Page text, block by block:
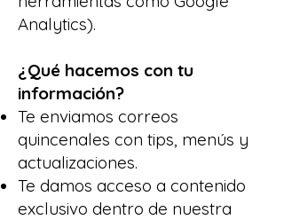
Analytics).
¿Qué hacemos con tu
información?
Te enviamos correos
quincenales con tips, menús y
actualizaciones.
Te damos acceso a contenido
exclusivo dentro de nuestra